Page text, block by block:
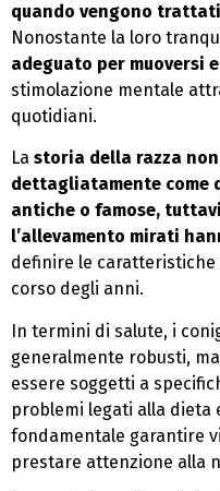
quando vengono
Nonostante la loro
adeguato per muoversi
stimolazione mentale
quotidiani.
La storia della razza
dettagliatamente come
antiche o famose,
l’allevamento mirati
definire le caratteristiche
corso degli anni.
In termini di salute, i
generalmente robusti,
essere soggetti a
problemi legati alla dieta
fondamentale garantire
prestare attenzione alla